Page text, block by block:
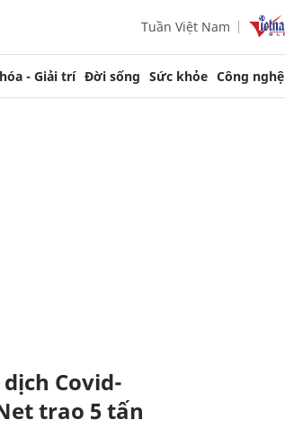
Tuần Việt Nam
- Giải trí Đời sống Sức khỏe Công nghệ
Covid-
trao 5 tấn